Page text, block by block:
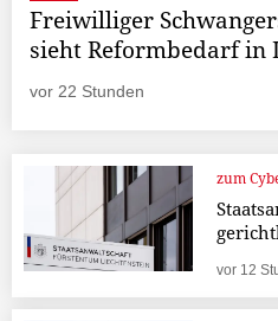
Freiwilliger
sieht Reformbedarf in
vor 22 Stunden
zum
vor 12